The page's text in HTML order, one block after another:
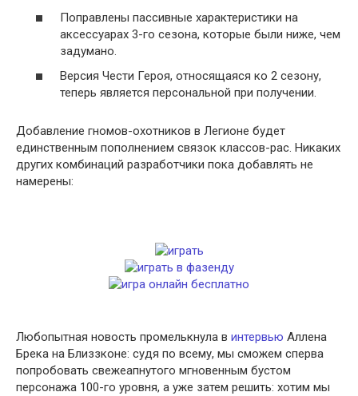
Поправлены пассивные характеристики на
аксессуарах 3-го сезона, которые были ниже, чем
задумано.
Версия Чести Героя, относящаяся ко 2 сезону,
теперь является персональной при получении.
Добавление гномов-охотников в Легионе будет
единственным пополнением связок классов-рас. Никаких
других комбинаций разработчики пока добавлять не
намерены:
Любопытная новость промелькнула в интервью Аллена
Брека на Близзконе: судя по всему, мы сможем сперва
попробовать свежеапнутого мгновенным бустом
персонажа 100-го уровня, а уже затем решить: хотим мы